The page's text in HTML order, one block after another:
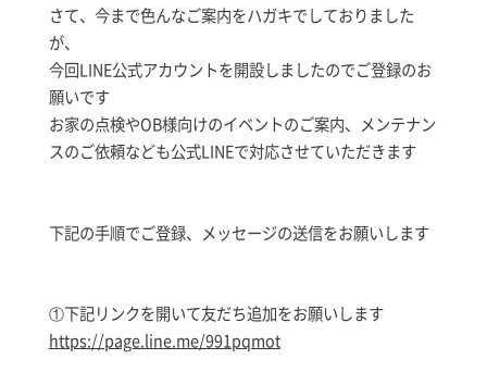
さて、今まで色んなご案内をハガキでしておりました
が、
今回LINE公式アカウントを開設しましたのでご登録のお
願いです
お家の点検やOB様向けのイベントのご案内、メンテナン
スのご依頼なども公式LINEで対応させていただきます
下記の手順でご登録、メッセージの送信をお願いします
①下記リンクを開いて友だち追加をお願いします
https://page.line.me/991pqmot